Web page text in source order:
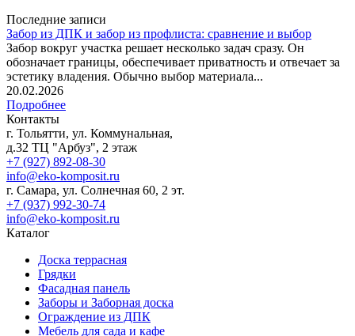
Последние записи
Забор из ДПК и забор из профлиста: сравнение и выбор
Забор вокруг участка решает несколько задач сразу. Он
обозначает границы, обеспечивает приватность и отвечает за
эстетику владения. Обычно выбор материала...
20.02.2026
Подробнее
Контакты
г. Тольятти, ул. Коммунальная,
д.32 ТЦ "Арбуз", 2 этаж
+7 (927) 892-08-30
info@eko-komposit.ru
г. Самара, ул. Солнечная 60, 2 эт.
+7 (937) 992-30-74
info@eko-komposit.ru
Каталог
Доска террасная
Грядки
Фасадная панель
Заборы и Заборная доска
Ограждение из ДПК
Мебель для сада и кафе